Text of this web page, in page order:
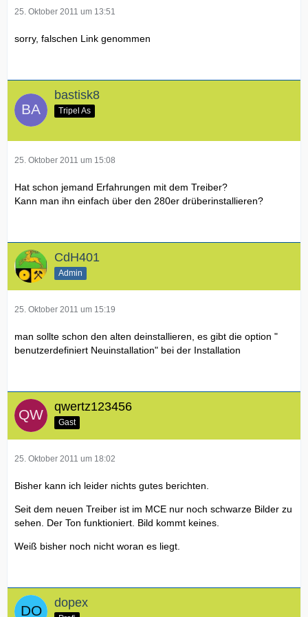
25. Oktober 2011 um 13:51
sorry, falschen Link genommen
bastisk8
Tripel As
25. Oktober 2011 um 15:08
Hat schon jemand Erfahrungen mit dem Treiber?
Kann man ihn einfach über den 280er drüberinstallieren?
CdH401
Admin
25. Oktober 2011 um 15:19
man sollte schon den alten deinstallieren, es gibt die option "
benutzerdefiniert Neuinstallation" bei der Installation
qwertz123456
Gast
25. Oktober 2011 um 18:02
Bisher kann ich leider nichts gutes berichten.
Seit dem neuen Treiber ist im MCE nur noch schwarze Bilder zu
sehen. Der Ton funktioniert. Bild kommt keines.
Weiß bisher noch nicht woran es liegt.
dopex